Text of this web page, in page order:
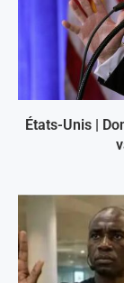
États-Unis |